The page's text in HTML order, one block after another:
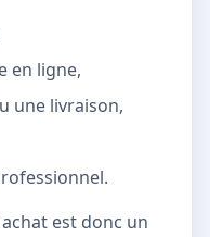
en ligne,
une livraison,
est donc un